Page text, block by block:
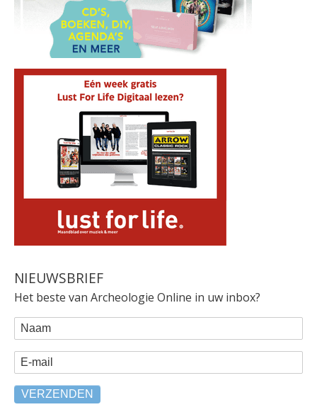
NIEUWSBRIEF
Het beste van Archeologie Online in uw inbox?
WEBFORM
Naam
E-mail